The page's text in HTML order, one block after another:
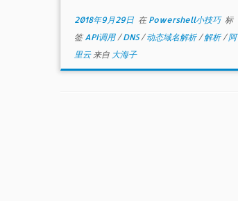
2018年9月29日 在 Powershell小技巧 标
签API调用/DNS/动态域名解析/解析/阿
里云 来自 大海子